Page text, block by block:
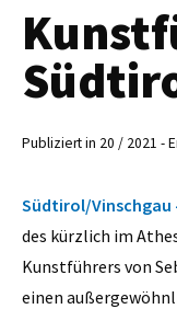
Publiziert in 20 / 2021 -
Südtirol/Vinschgau
des kürzlich im
Kunstführers von
einen